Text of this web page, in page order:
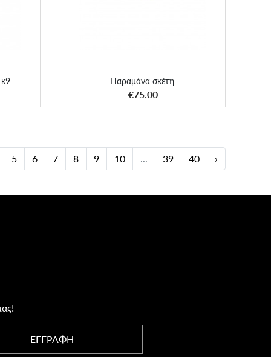
Παραμάνα σκέτη
€75.00
ΑΠΟΚΤΗΣΕ ΤΟ
5 6 7 8 9 10 ... 39 40 ›
ΕΓΓΡΑΦΗ